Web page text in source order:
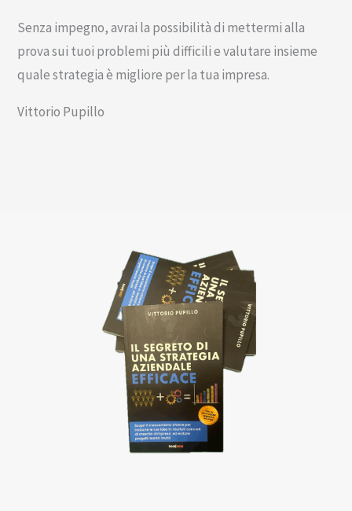
Senza impegno, avrai la possibilità di mettermi alla
prova sui tuoi problemi più difficili e valutare insieme
quale strategia è migliore per la tua impresa.
Vittorio Pupillo